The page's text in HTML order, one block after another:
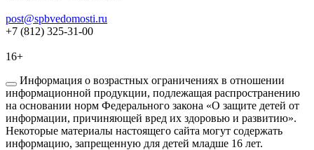
post@spbvedomosti.ru
+7 (812) 325-31-00
16+
Информация о возрастных ограничениях в отношении
информационной продукции, подлежащая распространению
на основании норм Федерального закона «О защите детей от
информации, причиняющей вред их здоровью и развитию».
Некоторые материалы настоящего сайта могут содержать
информацию, запрещенную для детей младше 16 лет.